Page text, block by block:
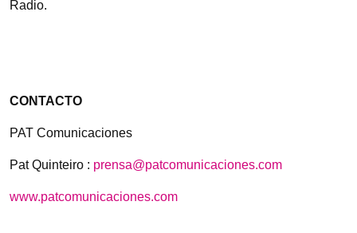
Radio.
CONTACTO
PAT Comunicaciones
Pat Quinteiro : prensa@patcomunicaciones.com
www.patcomunicaciones.com